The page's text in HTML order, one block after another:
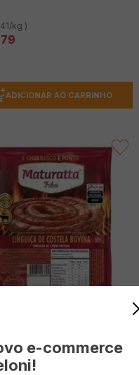
kg )
79
ADICIONAR AO CARRINHO
(0 avaliações)
e-commerce